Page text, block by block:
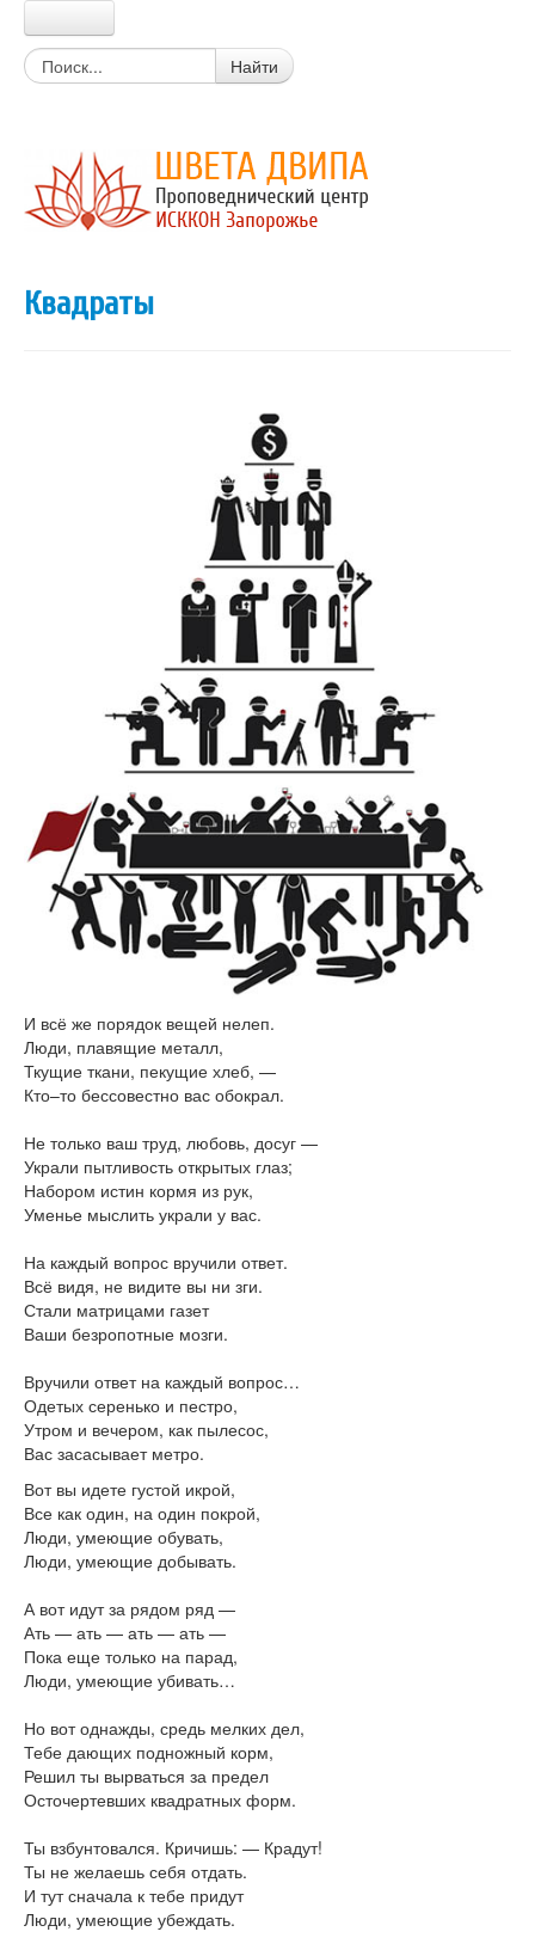
Главная
Книги Прабхупады
Письма Прабхупады
Вайшнавский календарь
Цитаты из лекций, книг
Вегетарианские рецепты
Наши контакты
Помощь Швета Двипе
Найти
Квадраты
И всё же порядок вещей нелеп.
Люди, плавящие металл,
Ткущие ткани, пекущие хлеб, —
Кто–то бессовестно вас обокрал.
Не только ваш труд, любовь, досуг —
Украли пытливость открытых глаз;
Набором истин кормя из рук,
Уменье мыслить украли у вас.
На каждый вопрос вручили ответ.
Всё видя, не видите вы ни зги.
Стали матрицами газет
Ваши безропотные мозги.
Вручили ответ на каждый вопрос…
Одетых серенько и пестро,
Утром и вечером, как пылесос,
Вас засасывает метро.
Вот вы идете густой икрой,
Все как один, на один покрой,
Люди, умеющие обувать,
Люди, умеющие добывать.
А вот идут за рядом ряд —
Ать — ать — ать — ать —
Пока еще только на парад,
Люди, умеющие убивать…
Но вот однажды, средь мелких дел,
Тебе дающих подножный корм,
Решил ты вырваться за предел
Осточертевших квадратных форм.
Ты взбунтовался. Кричишь: — Крадут!
Ты не желаешь себя отдать.
И тут сначала к тебе придут
Люди, умеющие убеждать.